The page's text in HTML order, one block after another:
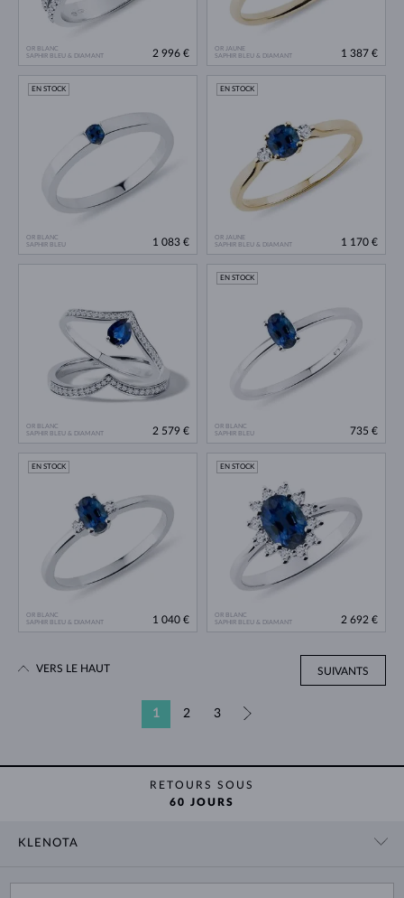
OR BLANC
SAPHIR BLEU & DIAMANT
2 996 €
OR JAUNE
SAPHIR BLEU & DIAMANT
1 387 €
OR BLANC
SAPHIR BLEU
EN STOCK
1 083 €
OR JAUNE
SAPHIR BLEU & DIAMANT
EN STOCK
1 170 €
OR BLANC
SAPHIR BLEU & DIAMANT
2 579 €
OR BLANC
SAPHIR BLEU
EN STOCK
735 €
OR BLANC
SAPHIR BLEU & DIAMANT
EN STOCK
1 040 €
OR BLANC
SAPHIR BLEU & DIAMANT
EN STOCK
2 692 €
SUIVANTS
1 2 3
VERS LE HAUT
RETOURS SOUS
60 JOURS
KLENOTA